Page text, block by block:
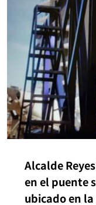
Alcalde
en el puente
ubicado en